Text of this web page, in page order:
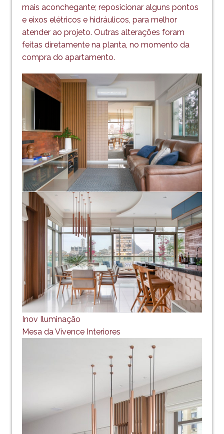
mais aconchegante; reposicionar alguns pontos
e eixos elétricos e hidráulicos, para melhor
atender ao projeto. Outras alterações foram
feitas diretamente na planta, no momento da
compra do apartamento.
Inov Iluminação
Mesa da Vivence Interiores